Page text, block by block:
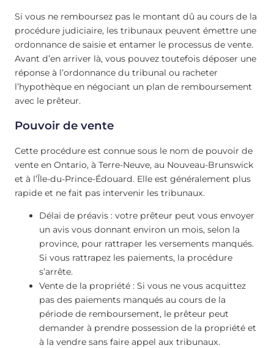
Si vous ne remboursez pas le montant dû au cours de la
procédure judiciaire, les tribunaux peuvent émettre une
ordonnance de saisie et entamer le processus de vente.
Avant d’en arriver là, vous pouvez toutefois déposer une
réponse à l’ordonnance du tribunal ou racheter
l’hypothèque en négociant un plan de remboursement
avec le prêteur.
Pouvoir de vente
Cette procédure est connue sous le nom de pouvoir de
vente en Ontario, à Terre-Neuve, au Nouveau-Brunswick
et à l’Île-du-Prince-Édouard. Elle est généralement plus
rapide et ne fait pas intervenir les tribunaux.
Délai de préavis : votre prêteur peut vous envoyer
un avis vous donnant environ un mois, selon la
province, pour rattraper les versements manqués.
Si vous rattrapez les paiements, la procédure
s’arrête.
Vente de la propriété : Si vous ne vous acquittez
pas des paiements manqués au cours de la
période de remboursement, le prêteur peut
demander à prendre possession de la propriété et
à la vendre sans faire appel aux tribunaux.